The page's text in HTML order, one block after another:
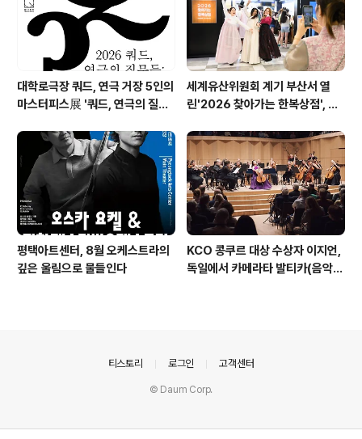
대학로극장 쿼드, 연극 거장 5인의
마스터피스展 '쿼드, 연극의 질문
오픈
세계유산위원회 계기 부산서 열
린'2026 찾아가는 한복상점', 역
평택아트센터, 8월 오케스트라의
깊은 울림으로 물들인다
KCO 콩쿠르 대상 수상자 이지언,
독일에서 카메라타 발티카(음악감
티스토리 로그인 고객센터
© Daum Corp.